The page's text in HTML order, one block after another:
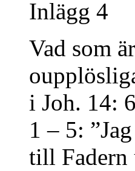
Inlägg 4
Vad som
i Joh. 14:
1 – 5:
till